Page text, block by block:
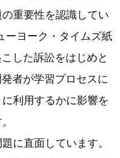
重要性を認識してい
ーヨーク・タイムズ紙
した訴訟をはじめと
者が学習プロセスに
利用するかに影響を
に直面しています。